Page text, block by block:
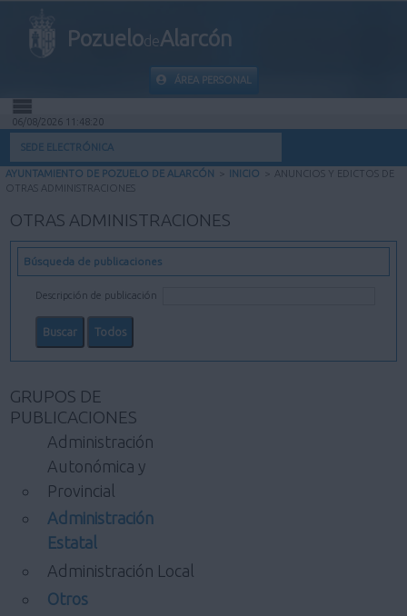
PozuelodeAlarcón
ÁREA PERSONAL
INICIO
INFORMACIÓN PÚBLICA
MI CARPETA
INFORMACIÓN MUNICIPAL
06/08/2026 11:48:20
SEDE ELECTRÓNICA
AYUNTAMIENTO DE POZUELO DE ALARCÓN > INICIO > ANUNCIOS Y EDICTOS DE
OTRAS ADMINISTRACIONES
OTRAS ADMINISTRACIONES
Búsqueda de publicaciones
Descripción de publicación
GRUPOS DE
PUBLICACIONES
Administración
Autonómica y
Provincial
Administración
Estatal
Administración Local
Otros